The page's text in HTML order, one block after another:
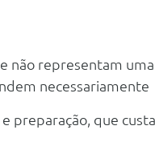
representam
necessariamente
preparação, que